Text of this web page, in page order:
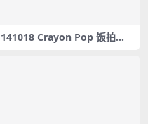
141018 Crayon Pop 饭拍秀2